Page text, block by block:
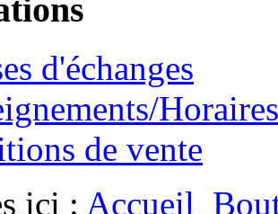
d'échanges
Horaires
de vente
ici : Accueil